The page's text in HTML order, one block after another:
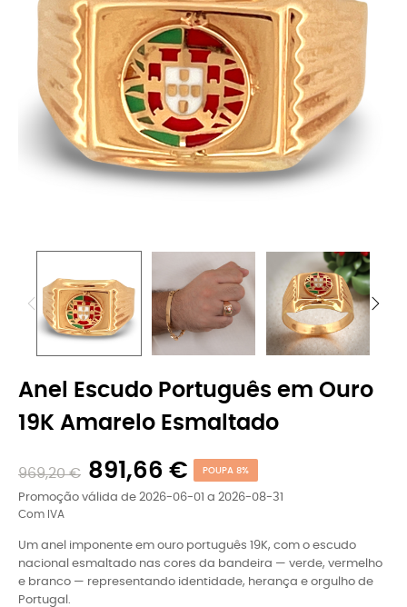
Anel Escudo Português em Ouro
19K Amarelo Esmaltado
969,20 € 891,66 € POUPA 8%
Promoção válida de 2026-06-01 a 2026-08-31
Com IVA
Um anel imponente em ouro português 19K, com o escudo
nacional esmaltado nas cores da bandeira — verde, vermelho
e branco — representando identidade, herança e orgulho de
Portugal.